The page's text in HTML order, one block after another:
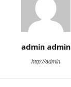
admin admin
http://admin